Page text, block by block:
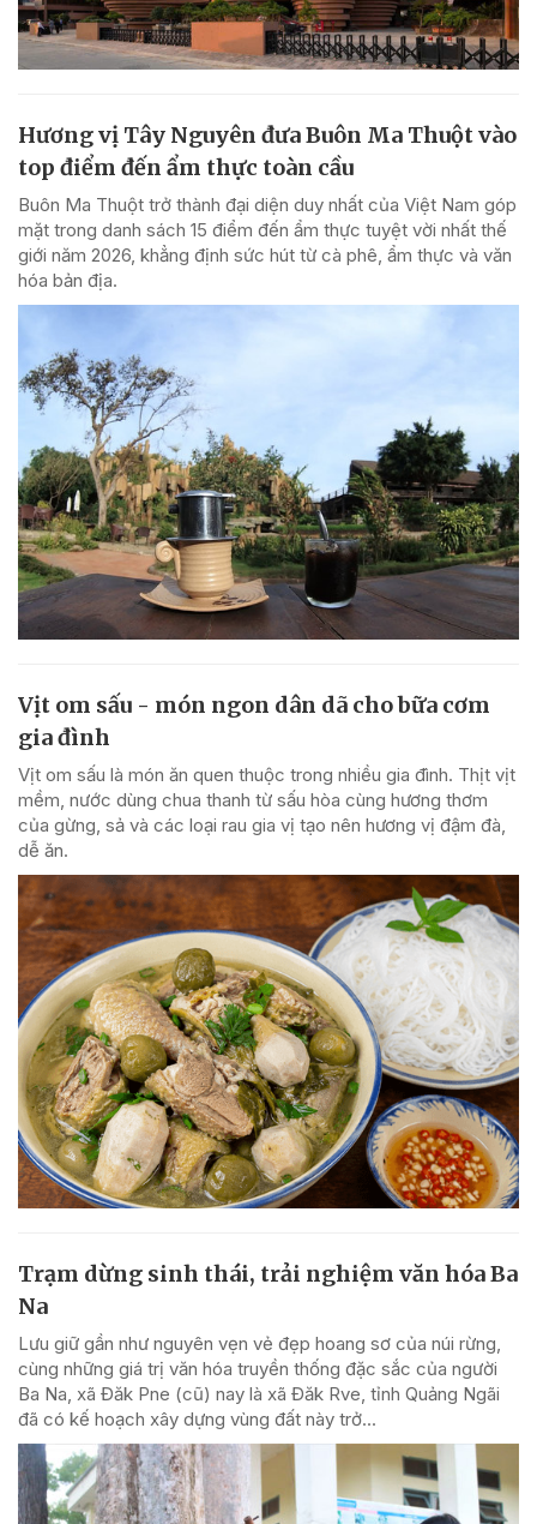
Hương vị Tây Nguyên đưa Buôn Ma Thuột vào
top điểm đến ẩm thực toàn cầu
Buôn Ma Thuột trở thành đại diện duy nhất của Việt Nam góp
mặt trong danh sách 15 điểm đến ẩm thực tuyệt vời nhất thế
giới năm 2026, khẳng định sức hút từ cà phê, ẩm thực và văn
hóa bản địa.
Vịt om sấu - món ngon dân dã cho bữa cơm
gia đình
Vịt om sấu là món ăn quen thuộc trong nhiều gia đình. Thịt vịt
mềm, nước dùng chua thanh từ sấu hòa cùng hương thơm
của gừng, sả và các loại rau gia vị tạo nên hương vị đậm đà,
dễ ăn.
Trạm dừng sinh thái, trải nghiệm văn hóa Ba
Na
Lưu giữ gần như nguyên vẹn vẻ đẹp hoang sơ của núi rừng,
cùng những giá trị văn hóa truyền thống đặc sắc của người
Ba Na, xã Đăk Pne (cũ) nay là xã Đăk Rve, tỉnh Quảng Ngãi
đã có kế hoạch xây dựng vùng đất này trở...